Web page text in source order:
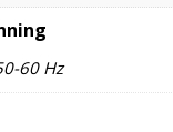
60 Hz